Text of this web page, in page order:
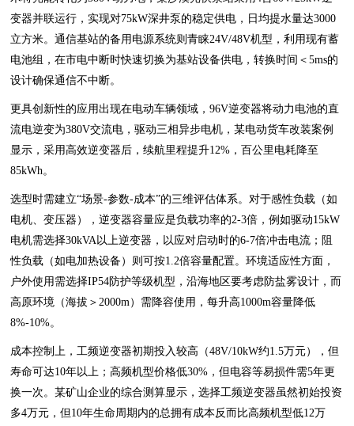
变器并联运行，实现对75kW深井泵的稳定供电，日均提水量达3000
立方米。通信基站的备用电源系统则青睐24V/48V机型，利用现有蓄
电池组，在市电中断时快速切换为基站设备供电，转换时间＜5ms的
设计确保通信不中断。
更具创新性的应用出现在电动车辆领域，96V逆变器将动力电池的直
流电逆变为380V交流电，驱动三相异步电机，某电动货车改装案例
显示，采用高效逆变器后，续航里程提升12%，百公里电耗降至
85kWh。
选型时需建立“场景-参数-成本”的三维评估体系。对于感性负载（如
电机、变压器），逆变器容量应是负载功率的2-3倍，例如驱动15kW
电机需选择30kVA以上逆变器，以应对启动时的6-7倍冲击电流；阻
性负载（如电加热设备）则可按1.2倍容量配置。环境适应性方面，
户外使用需选择IP54防护等级机型，沿海地区要考虑防盐雾设计，而
高原环境（海拔＞2000m）需降容使用，每升高1000m容量降低
8%-10%。
成本控制上，工频逆变器初期投入较高（48V/10kW约1.5万元），但
寿命可达10年以上；高频机型价格低30%，但电容等易损件需5年更
换一次。某矿山企业的综合测算显示，选择工频逆变器虽然初始投资
多4万元，但10年生命周期内的总拥有成本反而比高频机型低12万